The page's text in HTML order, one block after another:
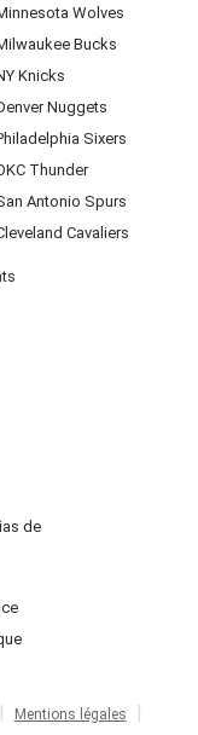
Wolves
Bucks
Knicks
Nuggets
Sixers
Thunder
Antonio Spurs
Cavaliers
de
Mentions légales